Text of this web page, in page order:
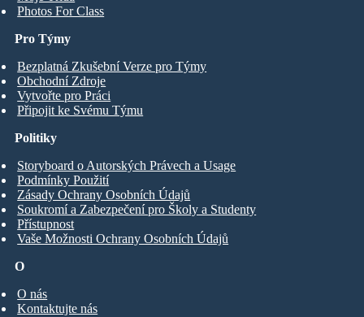
Photos For Class
Pro Týmy
Bezplatná Zkušební Verze pro Týmy
Obchodní Zdroje
Vytvořte pro Práci
Připojit ke Svému Týmu
O
O nás
Kontaktujte nás
Politiky
Storyboard o Autorských Právech a Usage
Podmínky Použití
Zásady Ochrany Osobních Údajů
Soukromí a Zabezpečení pro Školy a Studenty
Přístupnost
Vaše Možnosti Ochrany Osobních Údajů